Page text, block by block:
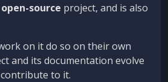
open-source project, and is also
on it do so on their own
and its documentation evolve
to it.